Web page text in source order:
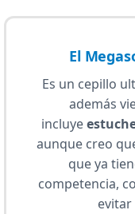
El
Es un cepillo
además
incluye
aunque creo
que ya
competencia,
evitar